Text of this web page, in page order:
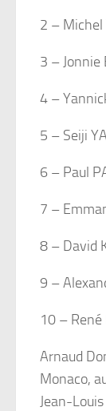
2 – Michel
3 – Jonnie
4 –
5 – Seiji
6 – Paul
7 –
8 – David
9 –
10 –
Arnaud
Monaco,
Jean-